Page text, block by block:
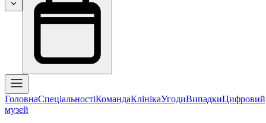
ГоловнаСпеціальностіКомандаКлінікаУгодиВипадкиЦифровий
музей